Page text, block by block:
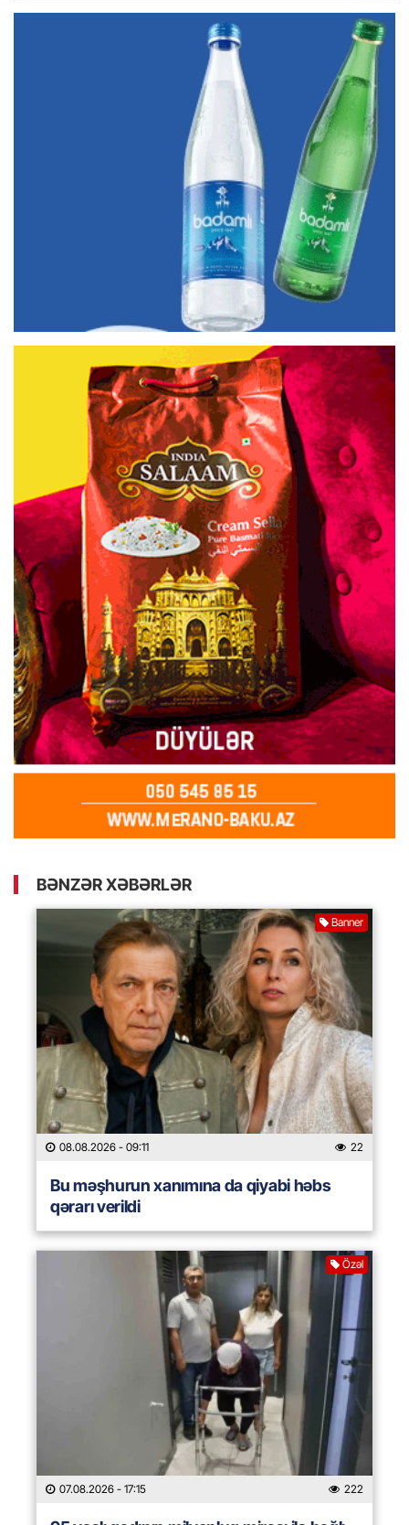
BƏNZƏR XƏBƏRLƏR
Banner
08.08.2026 - 09:11 22
Bu məşhurun xanımına da qiyabi həbs
qərarı verildi
Özəl
07.08.2026 - 17:15 222